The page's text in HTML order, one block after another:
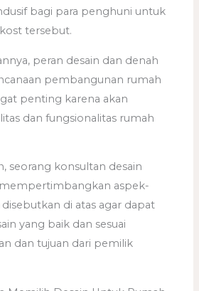
bagi para penghuni untuk
tersebut.
peran desain dan denah
pembangunan rumah
penting karena akan
dan fungsionalitas rumah
seorang konsultan desain
aspek-
di atas agar dapat
yang baik dan sesuai
dan tujuan dari pemilik